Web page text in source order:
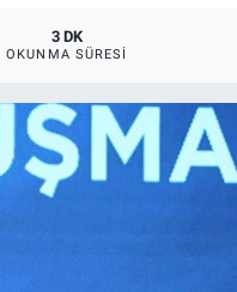
3 DK
OKUNMA SÜRESI